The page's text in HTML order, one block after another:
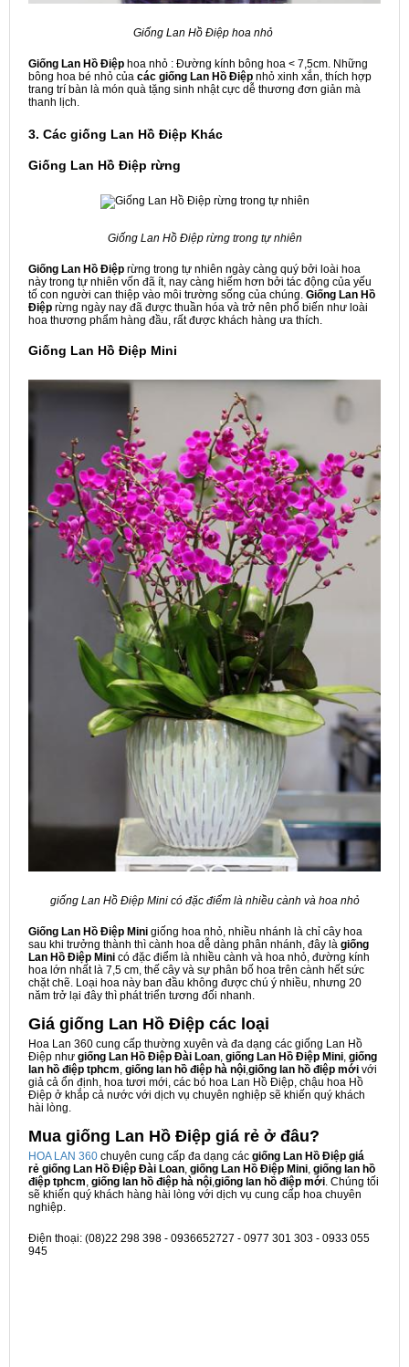
Giống Lan Hồ Điệp hoa nhỏ
Giống Lan Hồ Điệp hoa nhỏ : Đường kính bông hoa < 7,5cm. Những
bông hoa bé nhỏ của các giống Lan Hồ Điệp nhỏ xinh xắn, thích hợp
trang trí bàn là món quà tặng sinh nhật cực dễ thương đơn giản mà
thanh lịch.
3. Các giống Lan Hồ Điệp Khác
Giống Lan Hồ Điệp rừng
Giống Lan Hồ Điệp rừng trong tự nhiên
Giống Lan Hồ Điệp rừng trong tự nhiên ngày càng quý bởi loài hoa
này trong tự nhiên vốn đã ít, nay càng hiếm hơn bởi tác động của yếu
tố con người can thiệp vào môi trường sống của chúng. Giống Lan Hồ
Điệp rừng ngày nay đã được thuần hóa và trở nên phổ biến như loài
hoa thương phẩm hàng đầu, rất được khách hàng ưa thích.
Giống Lan Hồ Điệp Mini
giống Lan Hồ Điệp Mini có đặc điểm là nhiều cành và hoa nhỏ
Giống Lan Hồ Điệp Mini giống hoa nhỏ, nhiều nhánh là chỉ cây hoa
sau khi trưởng thành thì cành hoa dễ dàng phân nhánh, đây là giống
Lan Hồ Điệp Mini có đặc điểm là nhiều cành và hoa nhỏ, đường kính
hoa lớn nhất là 7,5 cm, thế cây và sự phân bố hoa trên cành hết sức
chặt chẽ. Loại hoa này ban đầu không được chú ý nhiều, nhưng 20
năm trở lại đây thì phát triển tương đối nhanh.
Giá giống Lan Hồ Điệp các loại
Hoa Lan 360 cung cấp thường xuyên và đa dạng các giống Lan Hồ
Điệp như giống Lan Hồ Điệp Đài Loan giống Lan Hồ Điệp Mini giống
lan hồ điệp tphcm giống lan hồ điệp hà nội giống lan hồ điệp mới với
giả cả ổn định, hoa tươi mới, các bó hoa Lan Hồ Điệp, chậu hoa Hồ
Điệp ở khắp cả nước với dịch vụ chuyên nghiệp sẽ khiến quý khách
hài lòng.
Mua giống Lan Hồ Điệp giá rẻ ở đâu?
HOA LAN 360 chuyên cung cấp đa dạng các giống Lan Hồ Điệp giá
rẻ giống Lan Hồ Điệp Đài Loan giống Lan Hồ Điệp Mini giống lan hồ
điệp tphcm giống lan hồ điệp hà nội giống lan hồ điệp mới . Chúng tối
sẽ khiến quý khách hàng hài lòng với dịch vụ cung cấp hoa chuyên
nghiệp.
Điện thoại: (08)22 298 398 - 0936652727 - 0977 301 303 - 0933 055
945